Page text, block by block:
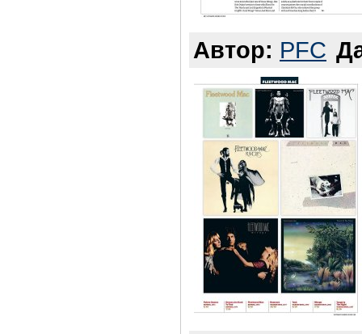
Автор: PFC